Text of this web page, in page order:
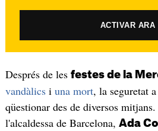
ACTIVAR
Després de les festes de la
vandàlicsi una mort, la seguretat
qüestionar des de diversos
l'alcaldessa de Barcelona, Ada